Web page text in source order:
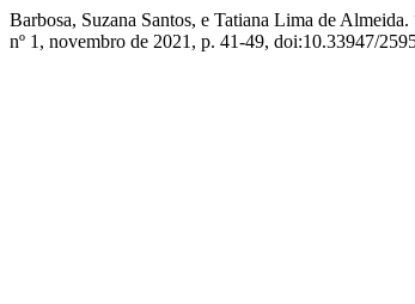
Barbosa, Suzana Santos, e Tatiana Lima de
nº 1, novembro de 2021, p. 41-49, doi:10.33947/